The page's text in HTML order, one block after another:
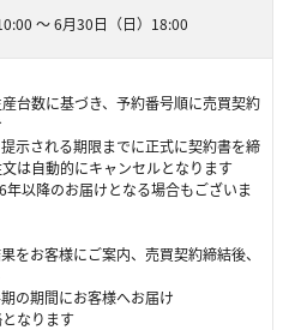
～ 6月30日（日）18:00
台数に基づき、予約番号順に売買契約
示される期限までに正式に契約書を締
は自動的にキャンセルとなります
以降のお届けとなる場合もございま
をお客様にご案内、売買契約締結後、
の期間にお客様へお届け
なります